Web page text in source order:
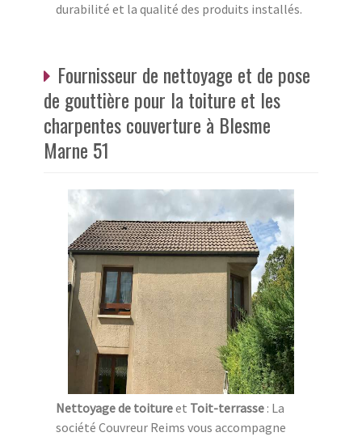
durabilité et la qualité des produits installés.
Fournisseur de nettoyage et de pose
de gouttière pour la toiture et les
charpentes couverture à Blesme
Marne 51
Nettoyage de toitureet Toit-terrasse : La
société Couvreur Reims vous accompagne